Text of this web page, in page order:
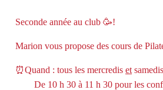
Seconde année au club 🥳!
Marion vous propose des cours de
⏰Quand : tous les mercredis et samedis
De 10 h 30 à 11 h 30 pour les